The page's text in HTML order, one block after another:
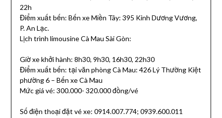
22h
Điểm xuất bến: Bến xe Miền Tây: 395 Kinh Dương Vương,
P. An Lạc.
Lịch trình limousine Cà Mau Sài Gòn:
Giờ xe khởi hành: 8h30, 9h30, 16h30, 22h30
Điểm xuất bến: tại văn phòng Cà Mau: 426 Lý Thường Kiệt
phường 6 – Bến xe Cà Mau
Mức giá vé: 300.000- 320.000 đồng/vé
Số điện thoại đặt vé xe: 0914.007.774; 0939.600.011